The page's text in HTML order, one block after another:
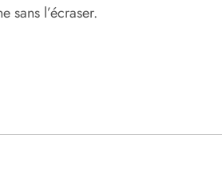
sans l’écraser.